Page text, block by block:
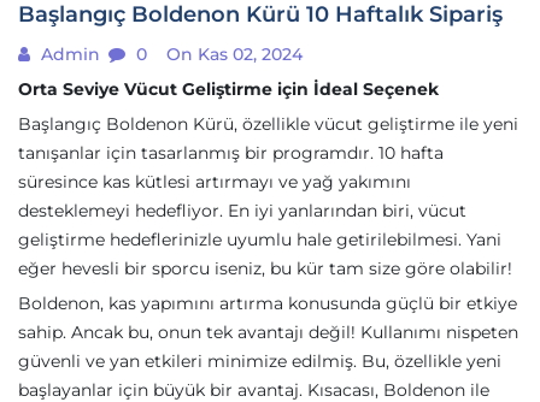
Başlangıç Boldenon Kürü 10 Haftalık Sipariş
Admin 0
On Kas 02, 2024
Orta Seviye Vücut Geliştirme için İdeal Seçenek
Başlangıç Boldenon Kürü, özellikle vücut geliştirme ile yeni
tanışanlar için tasarlanmış bir programdır. 10 hafta
süresince kas kütlesi artırmayı ve yağ yakımını
desteklemeyi hedefliyor. En iyi yanlarından biri, vücut
geliştirme hedeflerinizle uyumlu hale getirilebilmesi. Yani
eğer hevesli bir sporcu iseniz, bu kür tam size göre olabilir!
Boldenon, kas yapımını artırma konusunda güçlü bir etkiye
sahip. Ancak bu, onun tek avantajı değil! Kullanımı nispeten
güvenli ve yan etkileri minimize edilmiş. Bu, özellikle yeni
başlayanlar için büyük bir avantaj. Kısacası, Boldenon ile